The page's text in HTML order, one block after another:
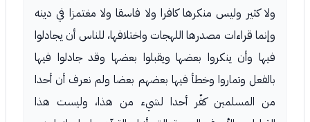
ولا كثير وليس منكرها كافرا ولا فاسقا ولا مغتمزا في دينه
وإنما قراءات مصدرها اللهجات واختلافها، للناس أن يجادلوا
فيها وأن ينكروا بعضها ويقبلوا بعضها وقد جادلوا فيها
بالفعل وتماروا وخطأ فيها بعضهم بعضا ولم نعرف أن أحدا
من المسلمين كفّر أحدا لشيء من هذا، وليست هذا